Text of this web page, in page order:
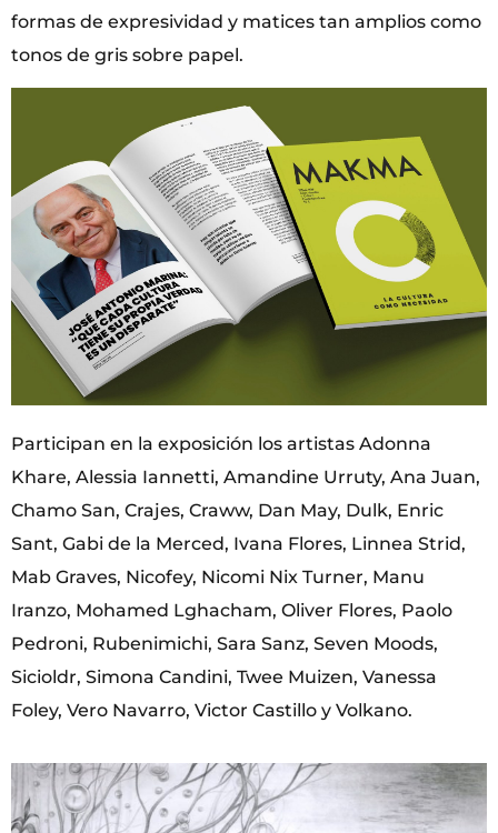
formas de expresividad y matices tan amplios como
tonos de gris sobre papel.
Participan en la exposición los artistas Adonna
Khare, Alessia Iannetti, Amandine Urruty, Ana Juan,
Chamo San, Crajes, Craww, Dan May, Dulk, Enric
Sant, Gabi de la Merced, Ivana Flores, Linnea Strid,
Mab Graves, Nicofey, Nicomi Nix Turner, Manu
Iranzo, Mohamed Lghacham, Oliver Flores, Paolo
Pedroni, Rubenimichi, Sara Sanz, Seven Moods,
Sicioldr, Simona Candini, Twee Muizen, Vanessa
Foley, Vero Navarro, Victor Castillo y Volkano.